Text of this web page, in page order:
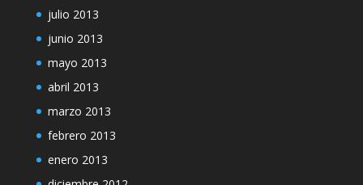
julio 2013
junio 2013
mayo 2013
abril 2013
marzo 2013
febrero 2013
enero 2013